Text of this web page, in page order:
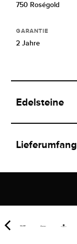
750 Roségold
GARANTIE
2 Jahre
Edelsteine
Lieferumfang